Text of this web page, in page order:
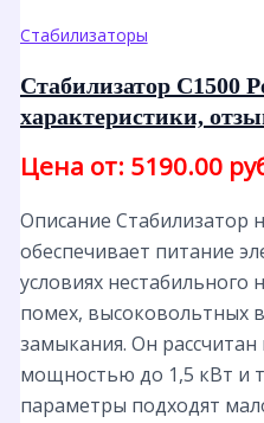
Стабилизаторы
Стабилизатор С1500
характеристики,
Цена от: 5190.00
Описание Стабилизатор
обеспечивает питание
условиях нестабильного
помех, высоковольтных
замыкания. Он
мощностью до 1,5 кВт и
параметры подходят